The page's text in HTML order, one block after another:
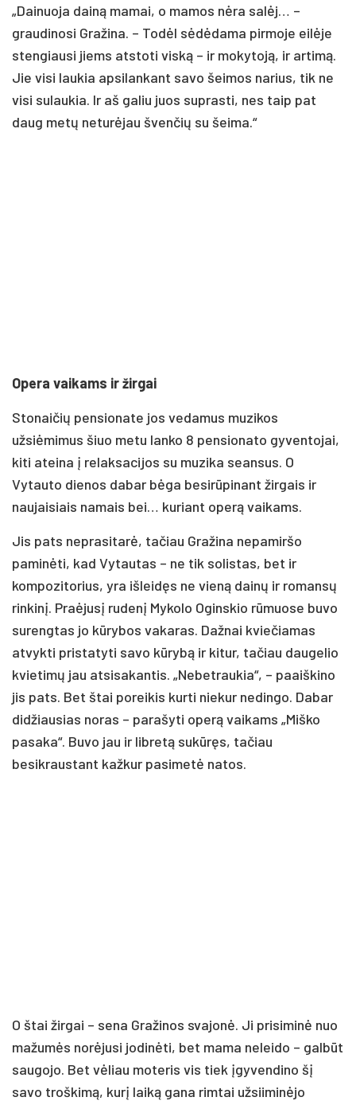
„Dainuoja dainą mamai, o mamos nėra salėj… –
graudinosi Gražina. – Todėl sėdėdama pirmoje eilėje
stengiausi jiems atstoti viską – ir mokytoją, ir artimą.
Jie visi laukia apsilankant savo šeimos narius, tik ne
visi sulaukia. Ir aš galiu juos suprasti, nes taip pat
daug metų neturėjau švenčių su šeima.“
Opera vaikams ir žirgai
Stonaičių pensionate jos vedamus muzikos
užsiėmimus šiuo metu lanko 8 pensionato gyventojai,
kiti ateina į relaksacijos su muzika seansus. O
Vytauto dienos dabar bėga besirūpinant žirgais ir
naujaisiais namais bei… kuriant operą vaikams.
Jis pats neprasitarė, tačiau Gražina nepamiršo
paminėti, kad Vytautas – ne tik solistas, bet ir
kompozitorius, yra išleidęs ne vieną dainų ir romansų
rinkinį. Praėjusį rudenį Mykolo Oginskio rūmuose buvo
surengtas jo kūrybos vakaras. Dažnai kviečiamas
atvykti pristatyti savo kūrybą ir kitur, tačiau daugelio
kvietimų jau atsisakantis. „Nebetraukia“, – paaiškino
jis pats. Bet štai poreikis kurti niekur nedingo. Dabar
didžiausias noras – parašyti operą vaikams „Miško
pasaka“. Buvo jau ir libretą sukūręs, tačiau
besikraustant kažkur pasimetė natos.
O štai žirgai – sena Gražinos svajonė. Ji prisiminė nuo
mažumės norėjusi jodinėti, bet mama neleido – galbūt
saugojo. Bet vėliau moteris vis tiek įgyvendino šį
savo troškimą, kurį laiką gana rimtai užsiiminėjo